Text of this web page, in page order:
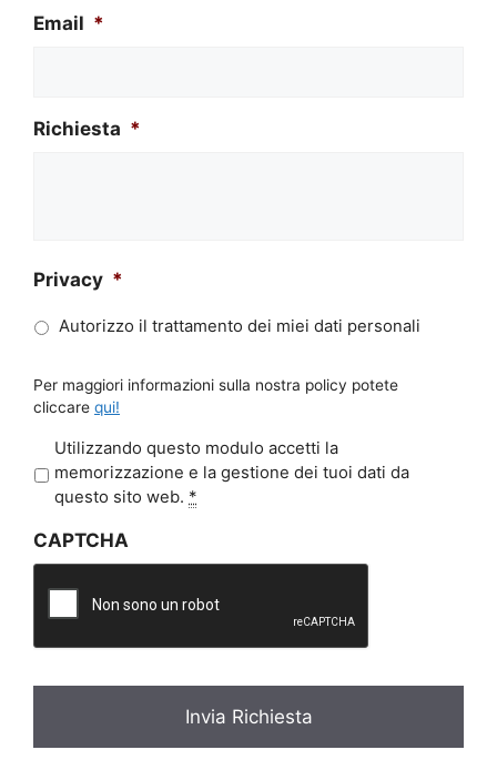
Email *
Richiesta *
Privacy *
Autorizzo il trattamento dei miei dati personali
Per maggiori informazioni sulla nostra policy potete
cliccare qui!
r
a
c
*
Utilizzando questo modulo accetti la
memorizzazione e la gestione dei tuoi dati da
questo sito web. *
CAPTCHA